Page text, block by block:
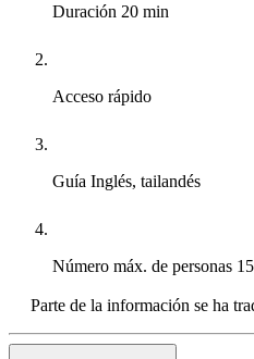
Duración 20 min
Acceso rápido
Guía Inglés, tailandés
Número máx. de personas 15
Parte de la información se ha